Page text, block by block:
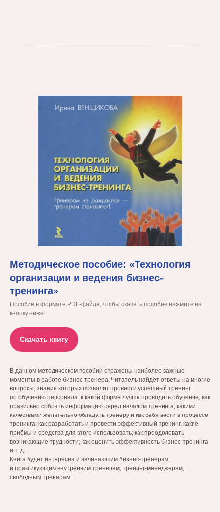
Методическое пособие: «Технология
организации и ведения бизнес-
тренинга»
Пособие в формате PDF-файла, чтобы скачать пособие нажмите на
кнопку ниже:
Скачать книгу
В данном методическом пособии отражены наиболее важные
моменты в работе бизнес-тренера. Читатель найдёт ответы на многие
вопросы, знание которых позволит провести успешный тренинг
по обучению персонала: в какой форме лучше проводить обучение; как
правильно собрать информацию перед началом тренинга; какими
качествами желательно обладать тренеру и как себя вести в процессе
тренинга; как разработать и провести эффективный тренинг, какие
приёмы и средства для этого использовать; как преодолевать
возникающие трудности; как оценить эффективность бизнес-тренинга
и т. д.
Книга будет интересна и начинающим бизнес-тренерам,
и практикующим внутренним тренерам, тренинг-менеджерам,
свободным тренерам.